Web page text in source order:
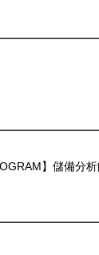
】儲備分